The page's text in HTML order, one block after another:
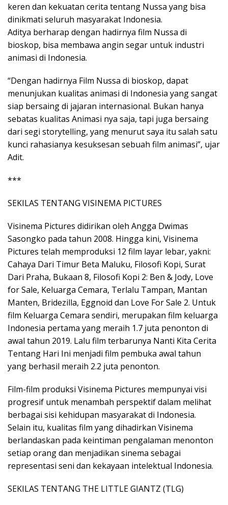
keren dan kekuatan cerita tentang Nussa yang bisa
dinikmati seluruh masyarakat Indonesia.
Aditya berharap dengan hadirnya film Nussa di
bioskop, bisa membawa angin segar untuk industri
animasi di Indonesia.
“Dengan hadirnya Film Nussa di bioskop, dapat
menunjukan kualitas animasi di Indonesia yang sangat
siap bersaing di jajaran internasional. Bukan hanya
sebatas kualitas Animasi nya saja, tapi juga bersaing
dari segi storytelling, yang menurut saya itu salah satu
kunci rahasianya kesuksesan sebuah film animasi”, ujar
Adit.
***
SEKILAS TENTANG VISINEMA PICTURES
Visinema Pictures didirikan oleh Angga Dwimas
Sasongko pada tahun 2008. Hingga kini, Visinema
Pictures telah memproduksi 12 film layar lebar, yakni:
Cahaya Dari Timur Beta Maluku, Filosofi Kopi, Surat
Dari Praha, Bukaan 8, Filosofi Kopi 2: Ben & Jody, Love
for Sale, Keluarga Cemara, Terlalu Tampan, Mantan
Manten, Bridezilla, Eggnoid dan Love For Sale 2. Untuk
film Keluarga Cemara sendiri, merupakan film keluarga
Indonesia pertama yang meraih 1.7 juta penonton di
awal tahun 2019. Lalu film terbarunya Nanti Kita Cerita
Tentang Hari Ini menjadi film pembuka awal tahun
yang berhasil meraih 2.2 juta penonton.
Film-film produksi Visinema Pictures mempunyai visi
progresif untuk menambah perspektif dalam melihat
berbagai sisi kehidupan masyarakat di Indonesia.
Selain itu, kualitas film yang dihadirkan Visinema
berlandaskan pada keintiman pengalaman menonton
setiap orang dan menjadikan sinema sebagai
representasi seni dan kekayaan intelektual Indonesia.
SEKILAS TENTANG THE LITTLE GIANTZ (TLG)